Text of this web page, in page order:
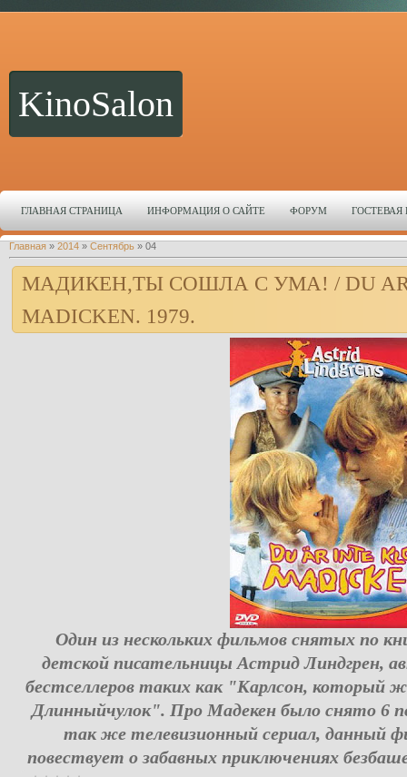
KinoSalon
ГЛАВНАЯ СТРАНИЦА ИНФОРМАЦИЯ О САЙТЕ ФОРУМ ГОСТЕВАЯ
Главная » 2014 » Сентябрь » 04
МАДИКЕН,ТЫ СОШЛА С УМА! / DU AR
MADICKEN. 1979.
Один из нескольких фильмов снятых по
детской писательницы Астрид Линдгрен,
бестселлеров таких как "Карлсон,
Длинныйчулок". Про Мадекен было снято 6
так же телевизионный сериал, данный
повествует о забавных приключениях